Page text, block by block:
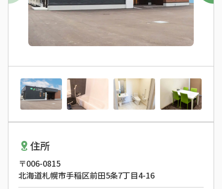
住所
〒006-0815
北海道札幌市手稲区前田5条7丁目4-16